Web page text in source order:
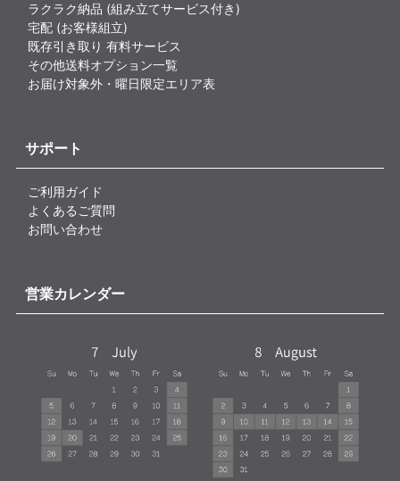
ラクラク納品 (組み立てサービス付き)
宅配 (お客様組立)
既存引き取り 有料サービス
その他送料オプション一覧
お届け対象外・曜日限定エリア表
サポート
ご利用ガイド
よくあるご質問
お問い合わせ
営業カレンダー